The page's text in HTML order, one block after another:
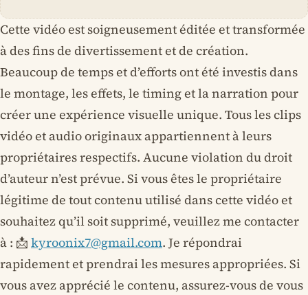
Cette vidéo est soigneusement éditée et transformée
à des fins de divertissement et de création.
Beaucoup de temps et d’efforts ont été investis dans
le montage, les effets, le timing et la narration pour
créer une expérience visuelle unique. Tous les clips
vidéo et audio originaux appartiennent à leurs
propriétaires respectifs. Aucune violation du droit
d’auteur n’est prévue. Si vous êtes le propriétaire
légitime de tout contenu utilisé dans cette vidéo et
souhaitez qu’il soit supprimé, veuillez me contacter
à : 📩 kyroonix7@gmail.com. Je répondrai
rapidement et prendrai les mesures appropriées. Si
vous avez apprécié le contenu, assurez-vous de vous